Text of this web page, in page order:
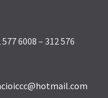
6008 – 312 576